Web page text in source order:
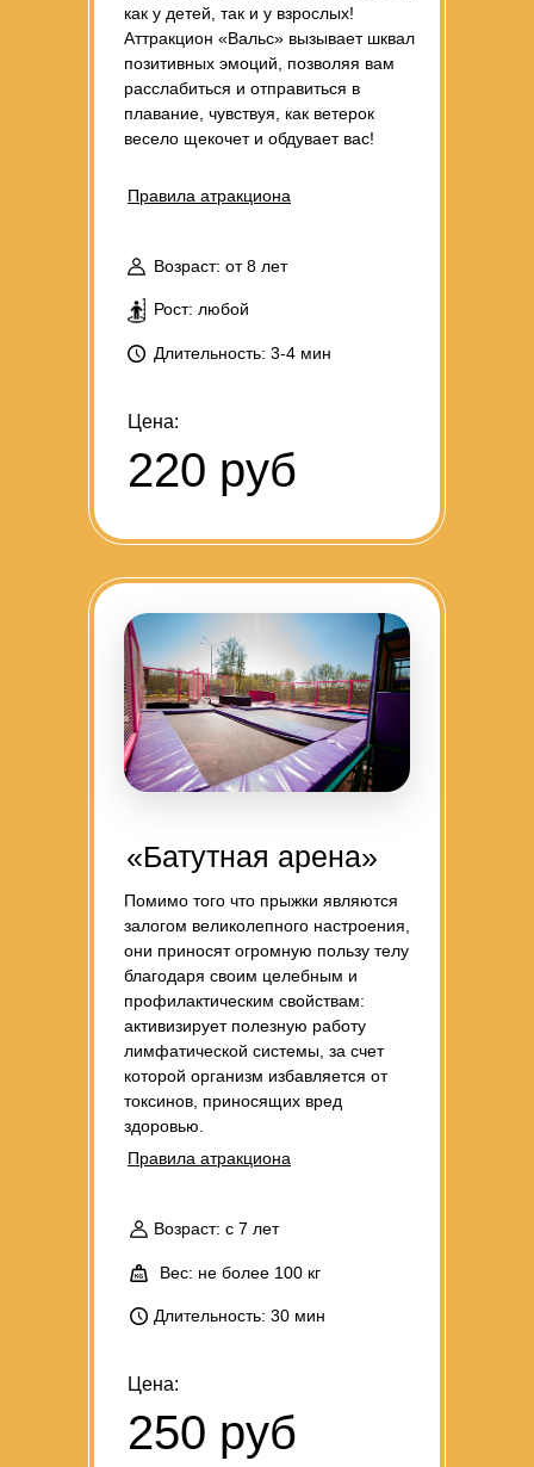
220 руб
Цена:
250 руб
Цена:
Правила атракциона
Возраст: от 8 лет
Рост: любой
Длительность: 3-4 мин
как у детей, так и у взрослых!
Аттракцион «Вальс» вызывает шквал
позитивных эмоций, позволяя вам
расслабиться и отправиться в
плавание, чувствуя, как ветерок
весело щекочет и обдувает вас!
Правила атракциона
«Батутная арена»
Возраст: с 7 лет
Длительность: 30 мин
Помимо того что прыжки являются
залогом великолепного настроения,
они приносят огромную пользу телу
благодаря своим целебным и
профилактическим свойствам:
активизирует полезную работу
лимфатической системы, за счет
которой организм избавляется от
токсинов, приносящих вред
здоровью.
Вес: не более 100 кг